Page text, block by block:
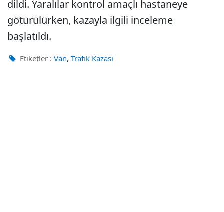
dildi. Yaralılar kontrol amaçlı hastaneye
götürülürken, kazayla ilgili inceleme
başlatıldı.
Etiketler : Van, Trafik Kazası